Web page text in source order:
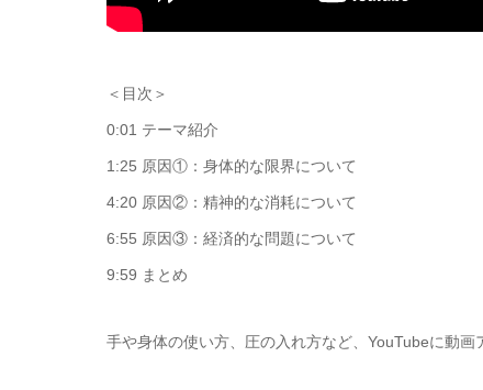
＜目次＞
0:01 テーマ紹介
1:25 原因①：身体的な限界について
4:20 原因②：精神的な消耗について
6:55 原因③：経済的な問題について
9:59 まとめ
手や身体の使い方、圧の入れ方など、YouTubeに動画